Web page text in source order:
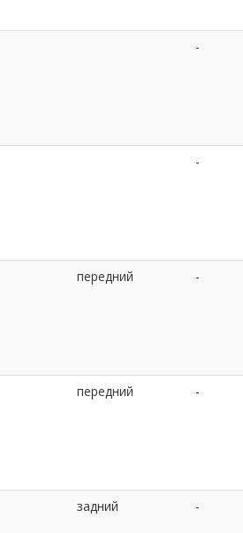
-
-
передний -
передний -
задний -